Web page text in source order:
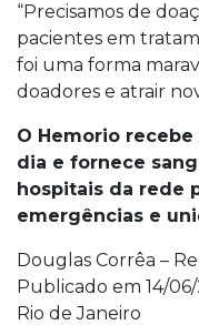
“Precisamos de
pacientes em
foi uma forma
doadores e atrair
O Hemorio
dia e fornece
hospitais da rede
emergências e
Douglas Corrêa –
Publicado em 14/06/
Rio de Janeiro